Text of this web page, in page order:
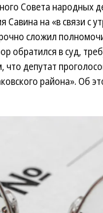
Совета народных
Савина на «в связи с
сложил
обратился в суд,
депутат
района». Об